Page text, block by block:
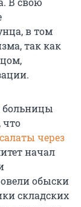
в том
так как
больницы
что
через
начал
обыски
складских